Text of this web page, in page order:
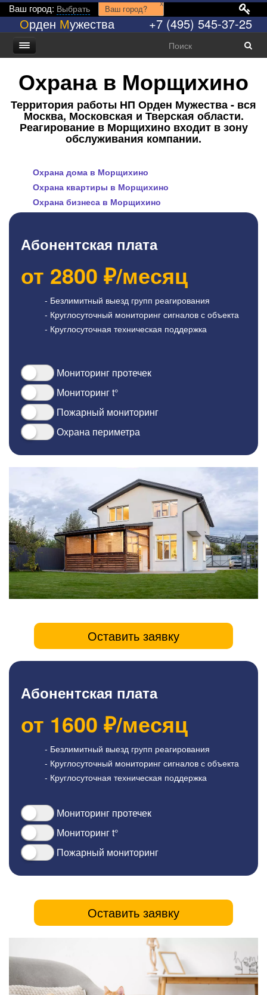
Ваш город: Выбрать Ваш город?
x
Орден Мужества +7 (495) 545-37-25
Охрана в Морщихино
Территория работы НП Орден Мужества - вся
Москва, Московская и Тверская области.
Реагирование в Морщихино входит в зону
обслуживания компании.
Охрана дома в Морщихино
Охрана квартиры в Морщихино
Охрана бизнеса в Морщихино
Абонентская плата
от 2800 ₽/месяц
- Безлимитный выезд групп реагирования
- Круглосуточный мониторинг сигналов с объекта
- Круглосуточная техническая поддержка
Мониторинг протечек
Мониторинг t°
Пожарный мониторинг
Охрана периметра
Оставить заявку
Абонентская плата
от 1600 ₽/месяц
- Безлимитный выезд групп реагирования
- Круглосуточный мониторинг сигналов с объекта
- Круглосуточная техническая поддержка
Мониторинг протечек
Мониторинг t°
Пожарный мониторинг
Оставить заявку